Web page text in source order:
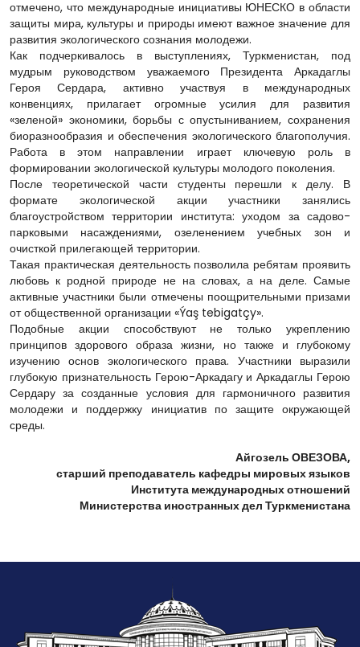
отмечено, что международные инициативы ЮНЕСКО в области
защиты мира, культуры и природы имеют важное значение для
развития экологического сознания молодежи.
Как подчеркивалось в выступлениях, Туркменистан, под
мудрым руководством уважаемого Президента Аркадаглы
Героя Сердара, активно участвуя в международных
конвенциях, прилагает огромные усилия для развития
«зеленой» экономики, борьбы с опустыниванием, сохранения
биоразнообразия и обеспечения экологического благополучия.
Работа в этом направлении играет ключевую роль в
формировании экологической культуры молодого поколения.
После теоретической части студенты перешли к делу. В
формате экологической акции участники занялись
благоустройством территории института: уходом за садово-
парковыми насаждениями, озеленением учебных зон и
очисткой прилегающей территории.
Такая практическая деятельность позволила ребятам проявить
любовь к родной природе не на словах, а на деле. Самые
активные участники были отмечены поощрительными призами
от общественной организации «Ýaş tebigatçy».
Подобные акции способствуют не только укреплению
принципов здорового образа жизни, но также и глубокому
изучению основ экологического права. Участники выразили
глубокую признательность Герою-Аркадагу и Аркадаглы Герою
Сердару за созданные условия для гармоничного развития
молодежи и поддержку инициатив по защите окружающей
среды.
Айгозель ОВЕЗОВА,
старший преподаватель кафедры мировых языков
Института международных отношений
Министерства иностранных дел Туркменистана